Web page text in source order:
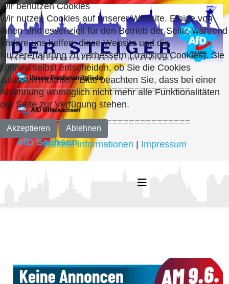
===============================
===============================
AfD Sachsen
Wir benutzen Cookies
Wir nutzen Cookies auf unserer Website. Einige von
ihnen sind essenziell für den Betrieb der Seite, während
andere uns helfen, diese Website und die
Nutzererfahrung zu verbessern (Tracking Cookies). Sie
können selbst entscheiden, ob Sie die Cookies
zulassen möchten. Bitte beachten Sie, dass bei einer
Ablehnung womöglich nicht mehr alle Funktionalitäten
der Seite zur Verfügung stehen.
Akzeptieren Ablehnen
Weitere Informationen Impressum